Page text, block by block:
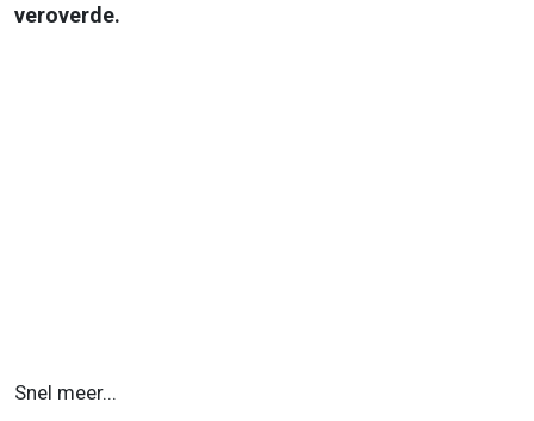
veroverde.
Snel meer...